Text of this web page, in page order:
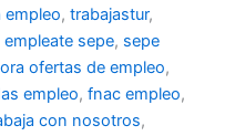
empleo, trabajastur,
empleate sepe, sepe
ofertas de empleo,
empleo, fnac empleo,
con nosotros,